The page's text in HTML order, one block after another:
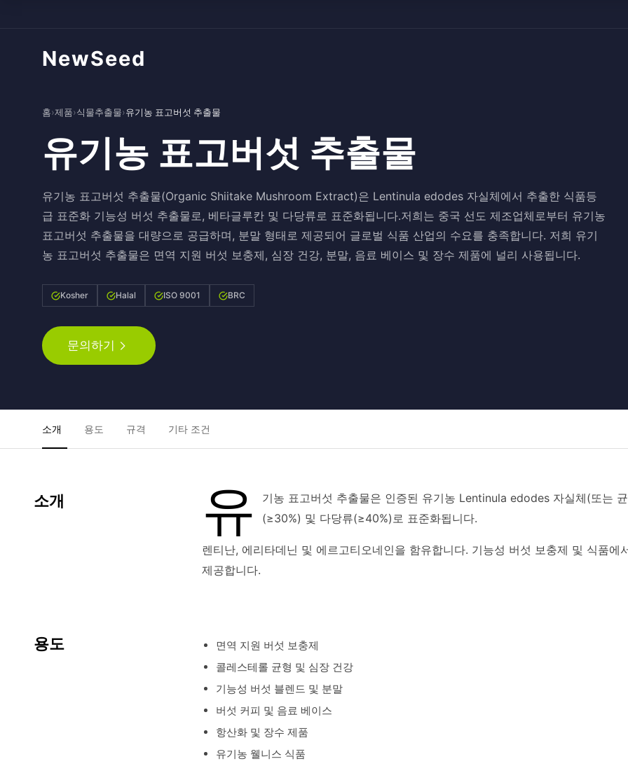
NewSeed
홈›제품›식물추출물›유기농 표고버섯 추출물
유기농 표고버섯 추출물
유기농 표고버섯 추출물(Organic Shiitake Mushroom Extract)은 Lentinula edodes 자실체에서 추출한 식품등
급 표준화 기능성 버섯 추출물로, 베타글루칸 및 다당류로 표준화됩니다.저희는 중국 선도 제조업체로부터 유기농
표고버섯 추출물을 대량으로 공급하며, 분말 형태로 제공되어 글로벌 식품 산업의 수요를 충족합니다. 저희 유기
농 표고버섯 추출물은 면역 지원 버섯 보충제, 심장 건강, 분말, 음료 베이스 및 장수 제품에 널리 사용됩니다.
Kosher Halal ISO 9001 BRC
문의하기
소개 용도 규격 기타 조건
소개 유
기농 표고버섯 추출물은 인증된 유기농 Lentinula edodes 자실체(또는
(≥30%) 및 다당류(≥40%)로 표준화됩니다.
렌티난, 에리타데닌 및 에르고티오네인을 함유합니다. 기능성 버섯 보충제 및 식품
제공합니다.
용도
면역 지원 버섯 보충제
콜레스테롤 균형 및 심장 건강
기능성 버섯 블렌드 및 분말
버섯 커피 및 음료 베이스
항산화 및 장수 제품
유기농 웰니스 식품